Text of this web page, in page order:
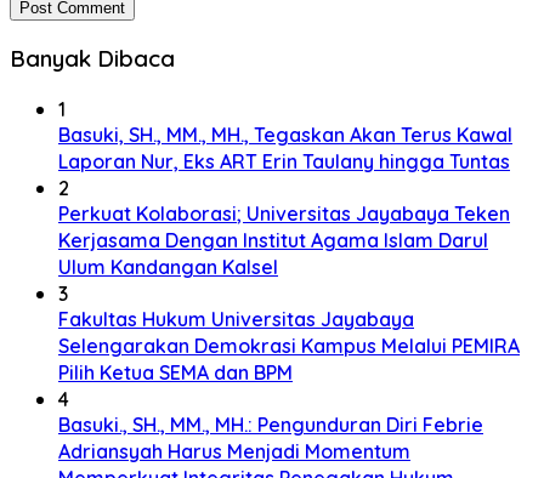
Banyak Dibaca
1
Basuki, SH., MM., MH., Tegaskan Akan Terus Kawal
Laporan Nur, Eks ART Erin Taulany hingga Tuntas
2
Perkuat Kolaborasi; Universitas Jayabaya Teken
Kerjasama Dengan Institut Agama Islam Darul
Ulum Kandangan Kalsel
3
Fakultas Hukum Universitas Jayabaya
Selengarakan Demokrasi Kampus Melalui PEMIRA
Pilih Ketua SEMA dan BPM
4
Basuki., SH., MM., MH.: Pengunduran Diri Febrie
Adriansyah Harus Menjadi Momentum